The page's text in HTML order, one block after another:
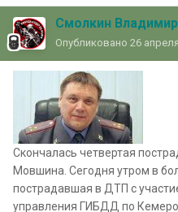
Смолкин Владимир
Опубликовано 26
Скончалась четвертая
Мовшина. Сегодня утром в
пострадавшая в ДТП с
управления ГИБДД по